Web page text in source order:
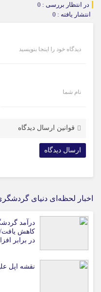
در انتظار بررسی : 0
انتشار یافته : 0
دیدگاه خود را اینجا بنویسید
نام شما
قوانین ارسال دیدگاه
اخبار لحظه‌ای دنیای
در برابر
نقشه اپل